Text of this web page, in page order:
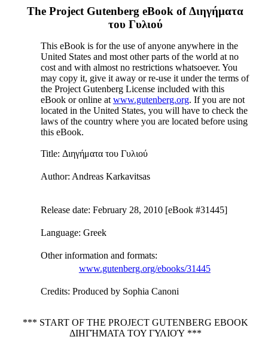
The Project Gutenberg eBook ofΔιηγήματα
του Γυλιού
This eBook is for the use of anyone anywhere in the
United States and most other parts of the world at no
cost and with almost no restrictions whatsoever. You
may copy it, give it away or re-use it under the terms of
the Project Gutenberg License included with this
eBook or online at www.gutenberg.org. If you are not
located in the United States, you will have to check the
laws of the country where you are located before using
this eBook.
Title: Διηγήματα του Γυλιού
Author: Andreas Karkavitsas
Release date: February 28, 2010 [eBook #31445]
Language: Greek
Other information and formats:
www.gutenberg.org/ebooks/31445
Credits: Produced by Sophia Canoni
*** START OF THE PROJECT GUTENBERG EBOOK
ΔΙΗΓΉΜΑΤΑ ΤΟΥ ΓΥΛΙΟΎ ***